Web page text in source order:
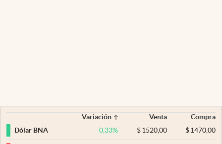
Variación Venta
Compra
Dólar BNA
0,33% $ 1520,00 $1470,00